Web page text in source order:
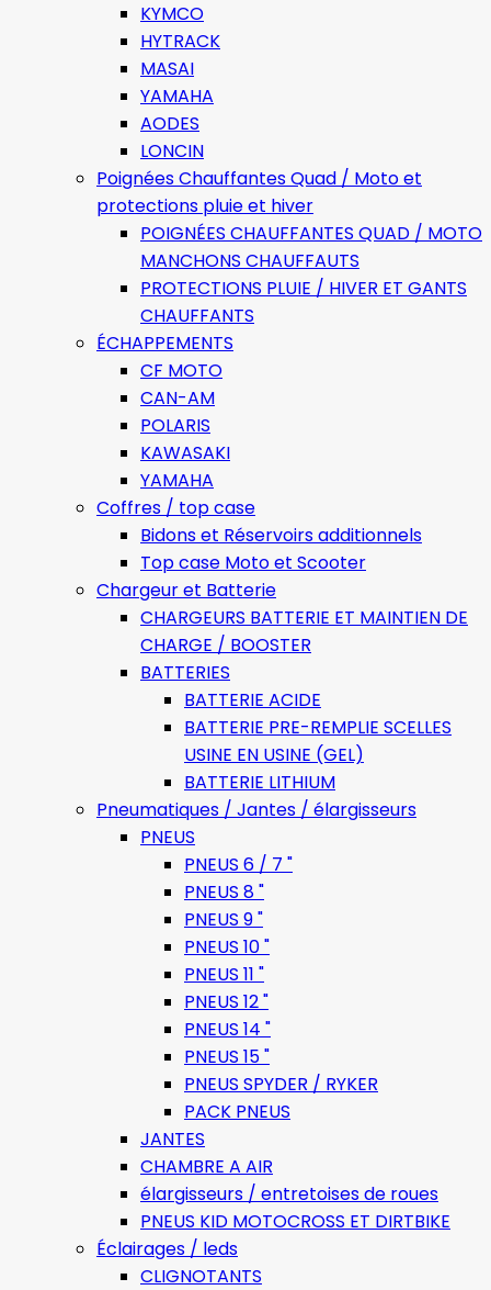
KYMCO
HYTRACK
MASAI
YAMAHA
AODES
LONCIN
Poignées Chauffantes Quad / Moto et
protections pluie et hiver
POIGNÉES CHAUFFANTES QUAD / MOTO
MANCHONS CHAUFFAUTS
PROTECTIONS PLUIE / HIVER ET GANTS
CHAUFFANTS
ÉCHAPPEMENTS
CF MOTO
CAN-AM
POLARIS
KAWASAKI
YAMAHA
Coffres / top case
Bidons et Réservoirs additionnels
Top case Moto et Scooter
Chargeur et Batterie
CHARGEURS BATTERIE ET MAINTIEN DE
CHARGE / BOOSTER
BATTERIES
BATTERIE ACIDE
BATTERIE PRE-REMPLIE SCELLES
USINE EN USINE (GEL)
BATTERIE LITHIUM
Pneumatiques / Jantes / élargisseurs
PNEUS
PNEUS 6 / 7 "
PNEUS 8 "
PNEUS 9 "
PNEUS 10 "
PNEUS 11 "
PNEUS 12 "
PNEUS 14 "
PNEUS 15 "
PNEUS SPYDER / RYKER
PACK PNEUS
JANTES
CHAMBRE A AIR
élargisseurs / entretoises de roues
PNEUS KID MOTOCROSS ET DIRTBIKE
Éclairages / leds
CLIGNOTANTS